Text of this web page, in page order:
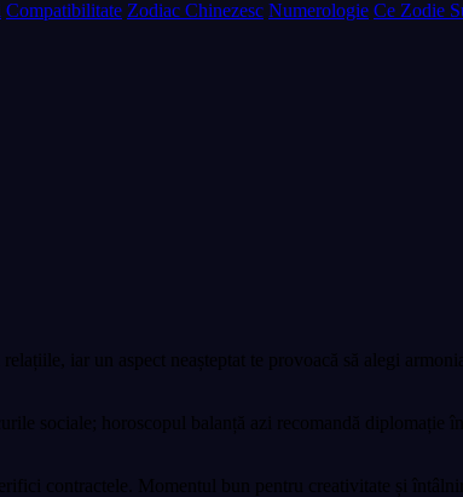
Compatibilitate Zodiac Chinezesc Numerologie Ce Zodie
iar un aspect neașteptat te provoacă să alegi
sociale; horoscopul balanță azi recomandă diplomație
contractele. Momentul bun pentru creativitate și